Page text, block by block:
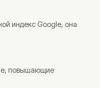
индекс Google, она
повышающие